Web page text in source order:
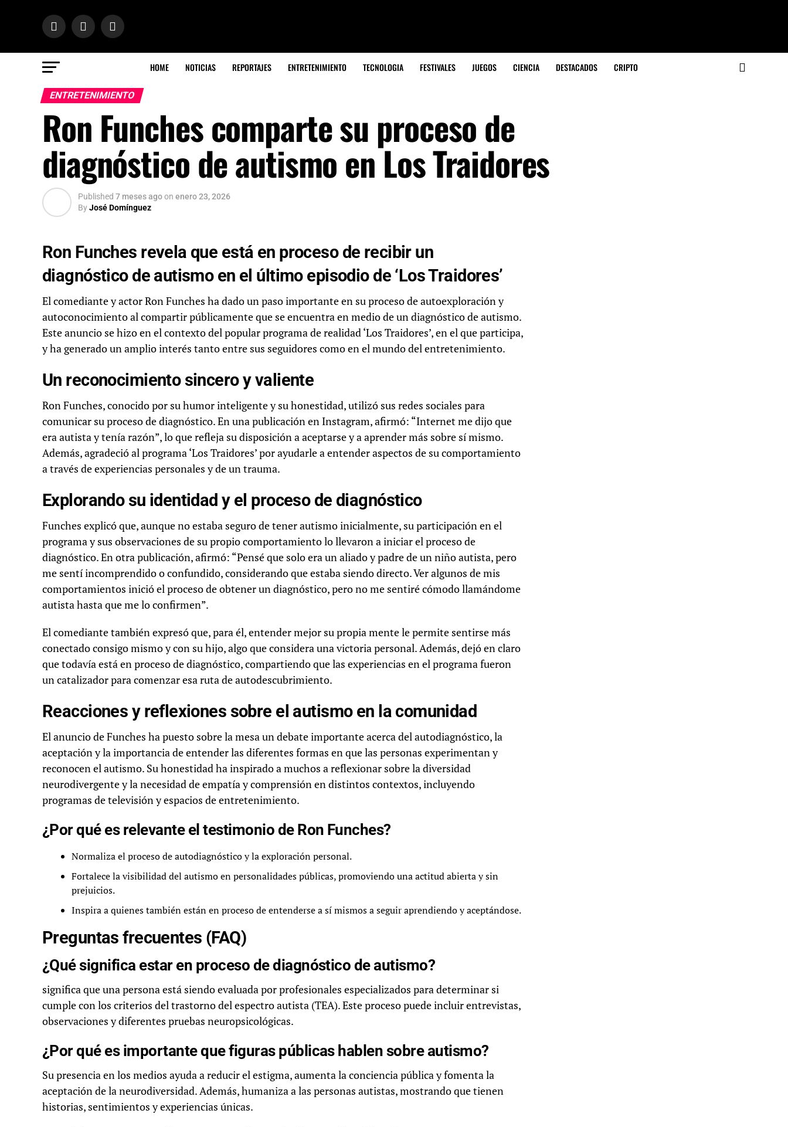
HOME NOTICIAS REPORTAJES ENTRETENIMIENTO TECNOLOGIA FESTIVALES JUEGOS CIENCIA DESTACADOS CRIPTO
ENTRETENIMIENTO
Ron Funches comparte su proceso de
diagnóstico de autismo en Los Traidores
Published 7 meses agoon enero 23, 2026
ByJosé Domínguez
Ron Funches revela que está en proceso de recibir un
diagnóstico de autismo en el último episodio de ‘Los Traidores’
El comediante y actor Ron Funches ha dado un paso importante en su proceso de autoexploración y
autoconocimiento al compartir públicamente que se encuentra en medio de un diagnóstico de autismo.
Este anuncio se hizo en el contexto del popular programa de realidad ‘Los Traidores’, en el que participa,
y ha generado un amplio interés tanto entre sus seguidores como en el mundo del entretenimiento.
Un reconocimiento sincero y valiente
Ron Funches, conocido por su humor inteligente y su honestidad, utilizó sus redes sociales para
comunicar su proceso de diagnóstico. En una publicación en Instagram, afirmó: “Internet me dijo que
era autista y tenía razón”, lo que refleja su disposición a aceptarse y a aprender más sobre sí mismo.
Además, agradeció al programa ‘Los Traidores’ por ayudarle a entender aspectos de su comportamiento
a través de experiencias personales y de un trauma.
Explorando su identidad y el proceso de diagnóstico
Funches explicó que, aunque no estaba seguro de tener autismo inicialmente, su participación en el
programa y sus observaciones de su propio comportamiento lo llevaron a iniciar el proceso de
diagnóstico. En otra publicación, afirmó: “Pensé que solo era un aliado y padre de un niño autista, pero
me sentí incomprendido o confundido, considerando que estaba siendo directo. Ver algunos de mis
comportamientos inició el proceso de obtener un diagnóstico, pero no me sentiré cómodo llamándome
autista hasta que me lo confirmen”.
El comediante también expresó que, para él, entender mejor su propia mente le permite sentirse más
conectado consigo mismo y con su hijo, algo que considera una victoria personal. Además, dejó en claro
que todavía está en proceso de diagnóstico, compartiendo que las experiencias en el programa fueron
un catalizador para comenzar esa ruta de autodescubrimiento.
Reacciones y reflexiones sobre el autismo en la comunidad
El anuncio de Funches ha puesto sobre la mesa un debate importante acerca del autodiagnóstico, la
aceptación y la importancia de entender las diferentes formas en que las personas experimentan y
reconocen el autismo. Su honestidad ha inspirado a muchos a reflexionar sobre la diversidad
neurodivergente y la necesidad de empatía y comprensión en distintos contextos, incluyendo
programas de televisión y espacios de entretenimiento.
¿Por qué es relevante el testimonio de Ron Funches?
Normaliza el proceso de autodiagnóstico y la exploración personal.
Fortalece la visibilidad del autismo en personalidades públicas, promoviendo una actitud abierta y sin
prejuicios.
Inspira a quienes también están en proceso de entenderse a sí mismos a seguir aprendiendo y aceptándose.
Preguntas frecuentes (FAQ)
¿Qué significa estar en proceso de diagnóstico de autismo?
significa que una persona está siendo evaluada por profesionales especializados para determinar si
cumple con los criterios del trastorno del espectro autista (TEA). Este proceso puede incluir entrevistas,
observaciones y diferentes pruebas neuropsicológicas.
¿Por qué es importante que figuras públicas hablen sobre autismo?
Su presencia en los medios ayuda a reducir el estigma, aumenta la conciencia pública y fomenta la
aceptación de la neurodiversidad. Además, humaniza a las personas autistas, mostrando que tienen
historias, sentimientos y experiencias únicas.